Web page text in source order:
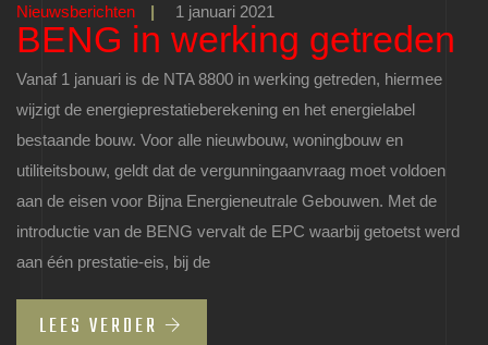
Nieuwsberichten | 1 januari 2021
BENG in werking getreden
Vanaf 1 januari is de NTA 8800 in werking getreden, hiermee
wijzigt de energieprestatieberekening en het energielabel
bestaande bouw. Voor alle nieuwbouw, woningbouw en
utiliteitsbouw, geldt dat de vergunningaanvraag moet voldoen
aan de eisen voor Bijna Energieneutrale Gebouwen. Met de
introductie van de BENG vervalt de EPC waarbij getoetst werd
aan één prestatie-eis, bij de
LEES VERDER